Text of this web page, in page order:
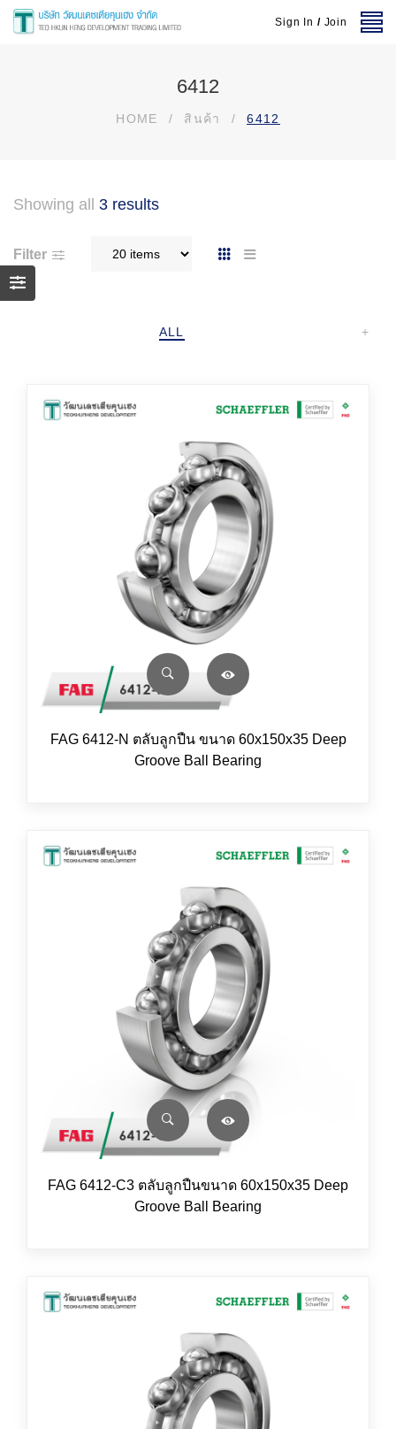
Sign In / Join
6412
HOME / สินค้า / 6412
Showing all 3 results
Filter
ALL +
FAG 6412-N ตลับลูกปืน ขนาด 60x150x35 Deep
Groove Ball Bearing
FAG 6412-C3 ตลับลูกปืนขนาด 60x150x35 Deep
Groove Ball Bearing